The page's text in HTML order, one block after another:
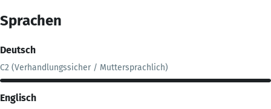
Sprachen
Deutsch
C2 (Verhandlungssicher / Muttersprachlich)
Englisch